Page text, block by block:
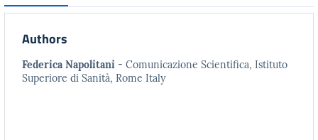
Authors
Federica Napolitani - Comunicazione Scientifica, Istituto
Superiore di Sanità, Rome Italy